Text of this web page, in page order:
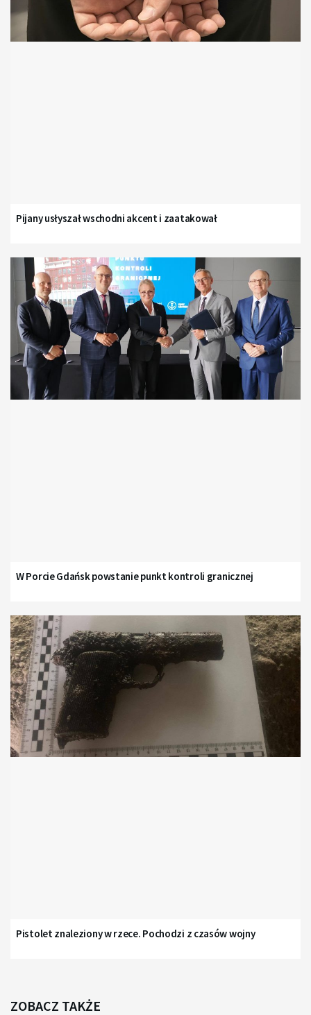
Pijany usłyszał wschodni akcent i zaatakował
W Porcie Gdańsk powstanie punkt kontroli granicznej
Pistolet znaleziony w rzece. Pochodzi z czasów wojny
ZOBACZ TAKŻE